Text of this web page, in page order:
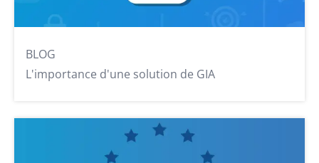
BLOG
L'importance d'une solution de GIA